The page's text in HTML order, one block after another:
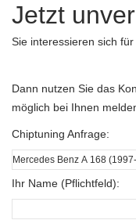
Jetzt
Sie interessieren sich
Dann nutzen Sie das
möglich bei Ihnen
Chiptuning Anfrage:
Ihr Name (Pflichtfeld):